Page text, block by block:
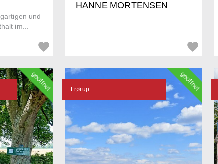
und
im...
HANNE MORTENSEN
geöffnet Frørup geöffnet